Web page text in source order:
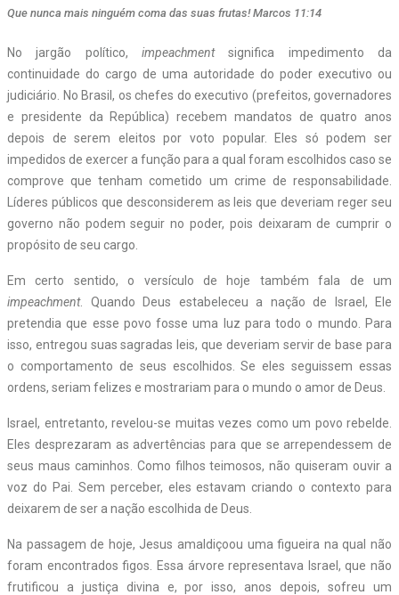
Que nunca mais ninguém coma das suas frutas! Marcos 11:14
No jargão político, impeachmentsignifica impedimento da
continuidade do cargo de uma autoridade do poder executivo ou
judiciário. No Brasil, os chefes do executivo (prefeitos, governadores
e presidente da República) recebem mandatos de quatro anos
depois de serem eleitos por voto popular. Eles só podem ser
impedidos de exercer a função para a qual foram escolhidos caso se
comprove que tenham cometido um crime de responsabilidade.
Líderes públicos que desconsiderem as leis que deveriam reger seu
governo não podem seguir no poder, pois deixaram de cumprir o
propósito de seu cargo.
Em certo sentido, o versículo de hoje também fala de um
impeachment. Quando Deus estabeleceu a nação de Israel, Ele
pretendia que esse povo fosse uma luz para todo o mundo. Para
isso, entregou suas sagradas leis, que deveriam servir de base para
o comportamento de seus escolhidos. Se eles seguissem essas
ordens, seriam felizes e mostrariam para o mundo o amor de Deus.
Israel, entretanto, revelou-se muitas vezes como um povo rebelde.
Eles desprezaram as advertências para que se arrependessem de
seus maus caminhos. Como filhos teimosos, não quiseram ouvir a
voz do Pai. Sem perceber, eles estavam criando o contexto para
deixarem de ser a nação escolhida de Deus.
Na passagem de hoje, Jesus amaldiçoou uma figueira na qual não
foram encontrados figos. Essa árvore representava Israel, que não
frutificou a justiça divina e, por isso, anos depois, sofreu um